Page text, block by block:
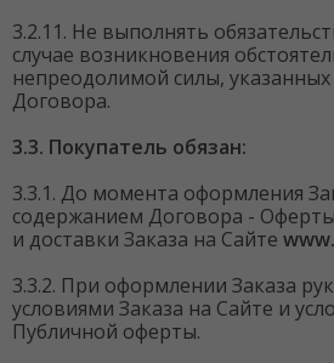
3.2.11. Не выполнять
случае возникновения
непреодолимой силы,
Договора.
3.3. Покупатель обязан:
3.3.1. До момента оформления
содержанием Договора -
и доставки Заказа на Сайте
3.3.2. При оформлении Заказа
условиями Заказа на Сайте и
Публичной оферты.